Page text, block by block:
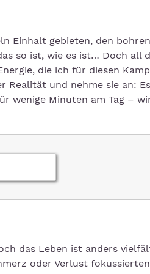
Einhalt gebieten, den
so ist, wie es ist… Doch all
die ich für diesen
Realität und nehme sie an:
wenige Minuten am Tag –
das Leben ist anders
oder Verlust